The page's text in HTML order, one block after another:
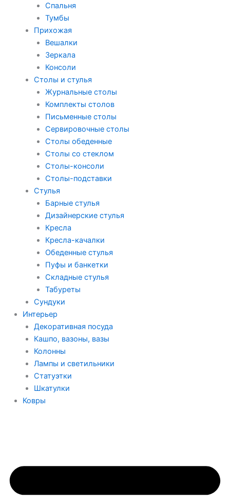
Спальня
Тумбы
Прихожая
Вешалки
Зеркала
Консоли
Столы и стулья
Журнальные столы
Комплекты столов
Письменные столы
Сервировочные столы
Столы обеденные
Столы со стеклом
Столы-консоли
Столы-подставки
Стулья
Барные стулья
Дизайнерские стулья
Кресла
Кресла-качалки
Обеденные стулья
Пуфы и банкетки
Складные стулья
Табуреты
Сундуки
Интерьер
Декоративная посуда
Кашпо, вазоны, вазы
Колонны
Лампы и светильники
Статуэтки
Шкатулки
Ковры